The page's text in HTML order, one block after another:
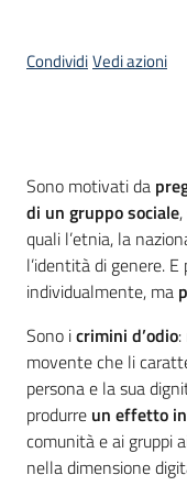
CondividiVedi azioni
Introduzione
Sono motivati da
di un gruppo sociale
quali l’etnia, la
l’identità di genere.
individualmente, ma
Sono icrimini d’odio
movente che li
persona e la sua
produrre un effetto
comunità e ai gruppi
nella dimensione